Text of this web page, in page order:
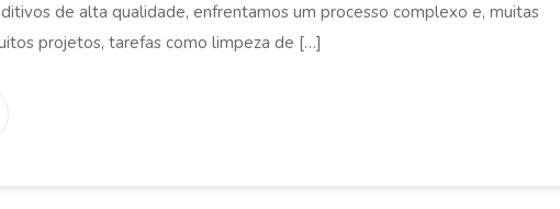
de alta qualidade, enfrentamos um processo complexo e, muitas
projetos, tarefas como limpeza de […]